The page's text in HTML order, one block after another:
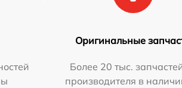
Оригинальные
Более 20 тыс.
производителя в